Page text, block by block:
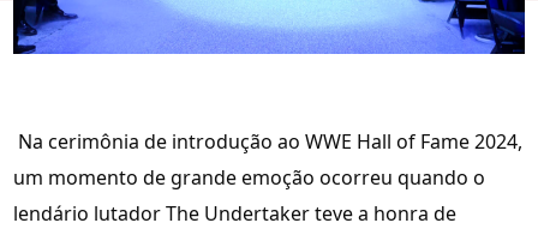
Na cerimônia de introdução ao WWE Hall of Fame 2024,
um momento de grande emoção ocorreu quando o
lendário lutador The Undertaker teve a honra de